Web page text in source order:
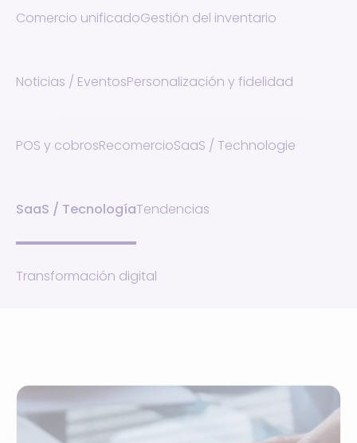
Comercio unificadoGestión del inventario
Noticias / EventosPersonalización y fidelidad
POS y cobrosRecomercioSaaS / Technologie
SaaS / TecnologíaTendencias
Transformación digital